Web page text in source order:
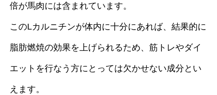
倍が馬肉には含まれています。
このLカルニチンが体内に十分にあれば、結果的に
脂肪燃焼の効果を上げられるため、筋トレやダイ
エットを行なう方にとっては欠かせない成分とい
えます。